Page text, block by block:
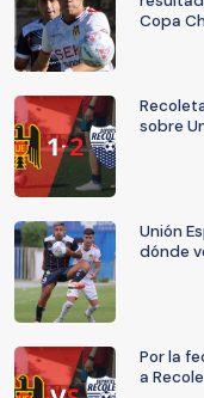
Copa
sobre
Unión
dónde
Por la
a